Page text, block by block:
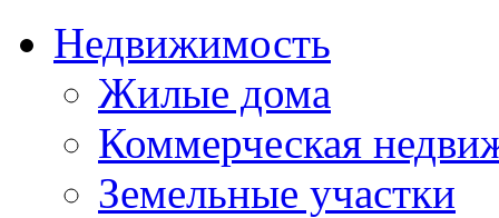
Недвижимость
Жилые дома
Коммерческая
Земельные участки